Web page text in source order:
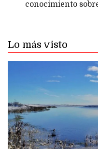
conocimiento
Lo más visto